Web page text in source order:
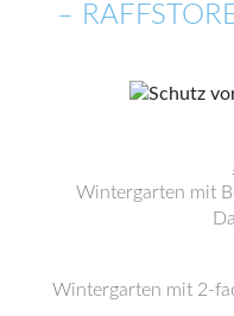
–
Wintergarten mit
Wintergarten mit 2-